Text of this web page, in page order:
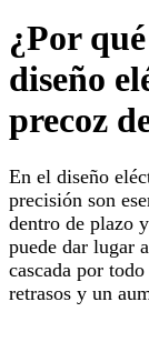
¿Por
diseño
precoz
En el diseño
precisión son
dentro de plazo
puede dar lugar
cascada por
retrasos y un